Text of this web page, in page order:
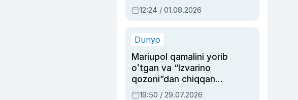
Oripovni siyosiy
ayblovlardan asrab
12:24 / 01.08.2026
Dunyo
Mariupol qamalini yorib
oʻtgan va “Izvarino
qozoni”dan chiqqan
qahramon — Ukraina
19:50 / 29.07.2026